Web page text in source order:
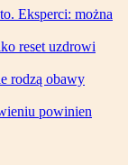
Eksperci: można
reset uzdrowi
rodzą obawy
powinien